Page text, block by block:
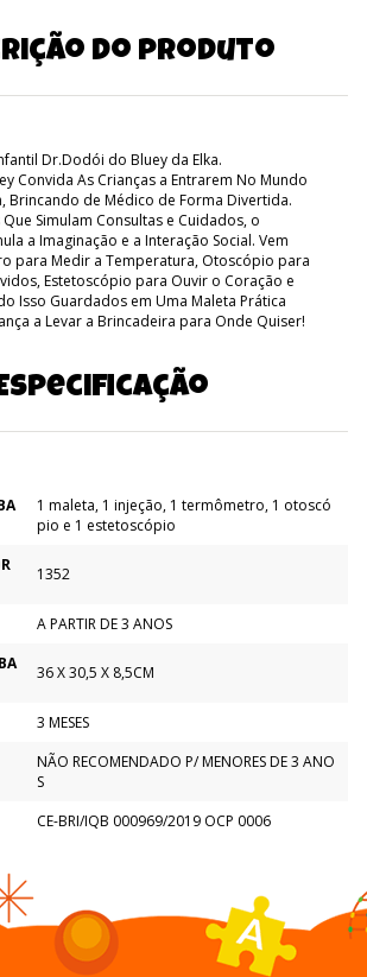
do produto
Dr.Dodói do Bluey da Elka.
Convida As Crianças a Entrarem No Mundo
Brincando de Médico de Forma Divertida.
Simulam Consultas e Cuidados, o
a Imaginação e a Interação Social. Vem
para Medir a Temperatura, Otoscópio para
Estetoscópio para Ouvir o Coração e
Isso Guardados em Uma Maleta Prática
a Levar a Brincadeira para Onde Quiser!
1 maleta, 1 injeção, 1 termômetro, 1 otoscó
pio e 1 estetoscópio
1352
A PARTIR DE 3 ANOS
36 X 30,5 X 8,5CM
3 MESES
NÃO RECOMENDADO P/ MENORES DE 3 ANO
S
CE-BRI/IQB 000969/2019 OCP 0006